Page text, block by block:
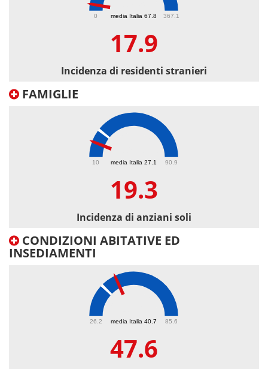
media Italia 67.8
0 367.1
17.9
Incidenza di residenti stranieri
FAMIGLIE
media Italia 27.1
10 90.9
19.3
Incidenza di anziani soli
CONDIZIONI ABITATIVE ED
INSEDIAMENTI
media Italia 40.7
26.2 85.6
47.6